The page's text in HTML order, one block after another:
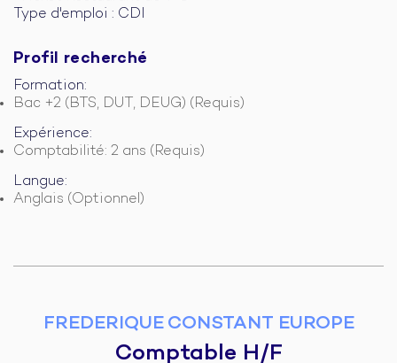
Type d'emploi : CDI
Profil recherché
Formation:
Bac +2 (BTS, DUT, DEUG) (Requis)
Expérience:
Comptabilité: 2 ans (Requis)
Langue:
Anglais (Optionnel)
FREDERIQUE CONSTANT EUROPE
Comptable H/F